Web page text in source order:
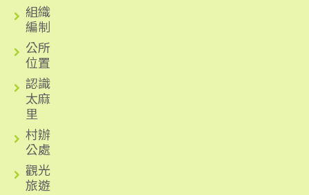
組織
編制
公所
位置
認識
太麻
里
村辦
公處
觀光
旅遊